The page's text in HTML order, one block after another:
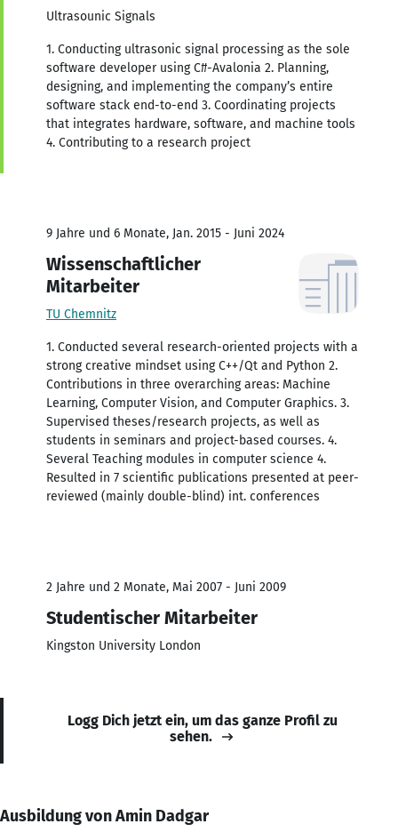
Ultrasounic Signals
1. Conducting ultrasonic signal processing as the sole
software developer using C#-Avalonia 2. Planning,
designing, and implementing the company’s entire
software stack end-to-end 3. Coordinating projects
that integrates hardware, software, and machine tools
4. Contributing to a research project
9 Jahre und 6 Monate, Jan. 2015 - Juni 2024
Wissenschaftlicher
Mitarbeiter
TU Chemnitz
1. Conducted several research-oriented projects with a
strong creative mindset using C++/Qt and Python 2.
Contributions in three overarching areas: Machine
Learning, Computer Vision, and Computer Graphics. 3.
Supervised theses/research projects, as well as
students in seminars and project-based courses. 4.
Several Teaching modules in computer science 4.
Resulted in 7 scientific publications presented at peer-
reviewed (mainly double-blind) int. conferences
2 Jahre und 2 Monate, Mai 2007 - Juni 2009
Studentischer Mitarbeiter
Kingston University London
Logg Dich jetzt ein, um das ganze Profil zu
sehen.
Ausbildung von Amin Dadgar